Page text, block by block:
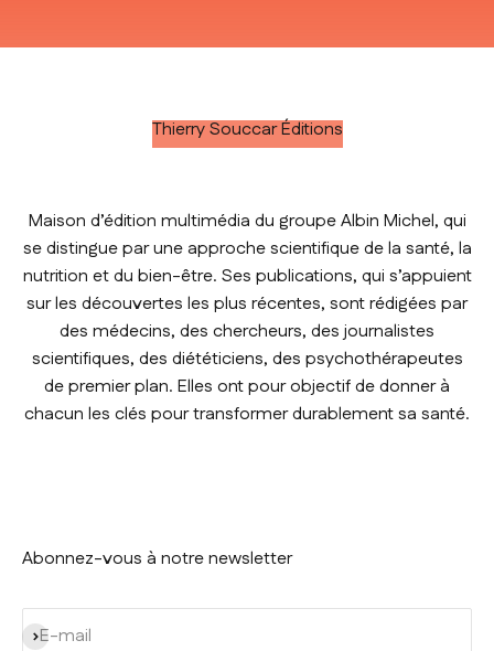
Thierry Souccar Éditions
Maison d’édition multimédia du groupe Albin Michel, qui
se distingue par une approche scientifique de la santé, la
nutrition et du bien-être. Ses publications, qui s’appuient
sur les découvertes les plus récentes, sont rédigées par
des médecins, des chercheurs, des journalistes
scientifiques, des diététiciens, des psychothérapeutes
de premier plan. Elles ont pour objectif de donner à
chacun les clés pour transformer durablement sa santé.
Abonnez-vous à notre newsletter
E-mail
S'inscrire